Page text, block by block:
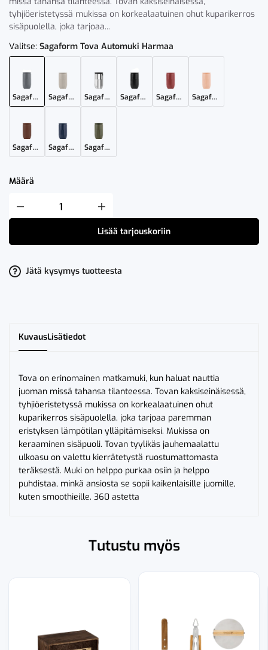
tyhjiöeristetyssä mukissa on korkealaatuinen ohut kuparikerros
sisäpuolella, joka tarjoaa...
Valitse: Sagaform Tova Automuki Harmaa
Sagaform Tova Automuki Harmaa Sagaform Tova Automuki Beige Sagaform Tova Automuki Hopea Sagaform Tova Automuki Musta Sagaform Tova Automuki Punainen Sagaform Tova Automuki Roosa
Sagaform Tova Automuki Ruskea Sagaform Tova Automuki Sininen Sagaform Tova Automuki Vihreä
Määrä
Sagaform
Tova
määrä
Lisää tarjouskoriin
Jätä kysymys tuotteesta
KuvausLisätiedot
Tova on erinomainen matkamuki, kun haluat nauttia
juoman missä tahansa tilanteessa. Tovan kaksiseinäisessä,
tyhjiöeristetyssä mukissa on korkealaatuinen ohut
kuparikerros sisäpuolella, joka tarjoaa paremman
eristyksen lämpötilan ylläpitämiseksi. Mukissa on
keraaminen sisäpuoli. Tovan tyylikäs jauhemaalattu
ulkoasu on valettu kierrätetystä ruostumattomasta
teräksestä. Muki on helppo purkaa osiin ja helppo
puhdistaa, minkä ansiosta se sopii kaikenlaisille juomille,
kuten smoothieille. 360 astetta
Tutustu myös